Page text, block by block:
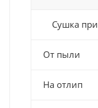
Сушка
От пыли
На отлип